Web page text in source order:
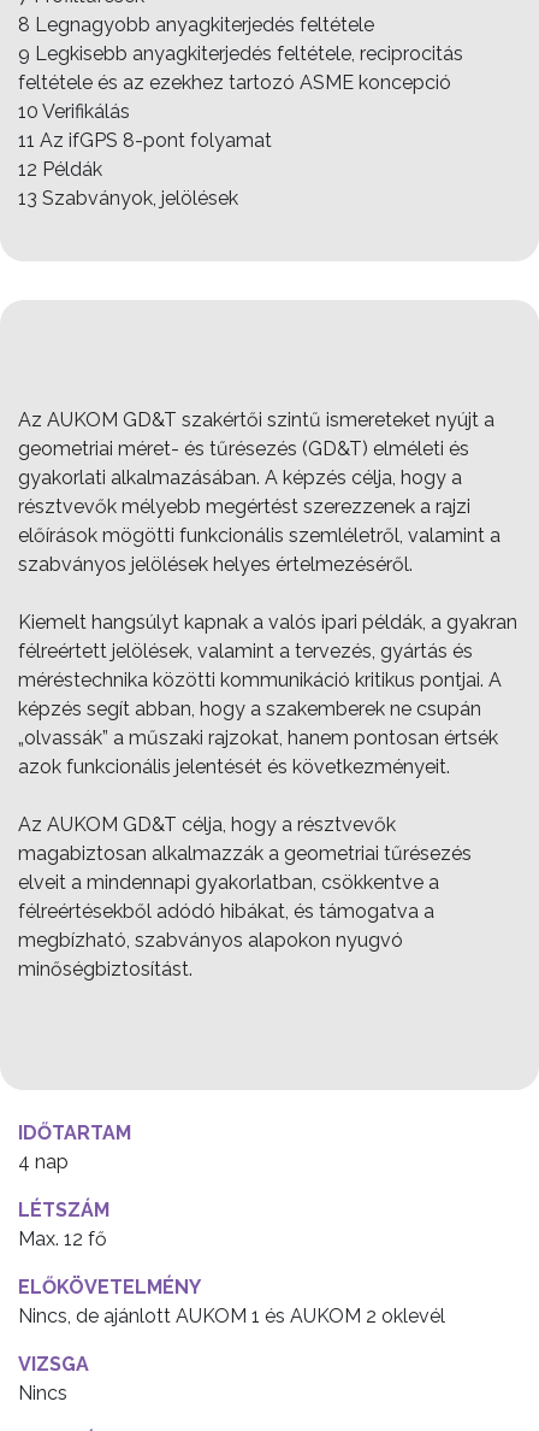
8 Legnagyobb anyagkiterjedés feltétele
9 Legkisebb anyagkiterjedés feltétele, reciprocitás
feltétele és az ezekhez tartozó ASME koncepció
10 Verifikálás
11 Az ifGPS 8-pont folyamat
12 Példák
13 Szabványok, jelölések
Az AUKOM GD&T szakértői szintű ismereteket nyújt a
geometriai méret- és tűrésezés (GD&T) elméleti és
gyakorlati alkalmazásában. A képzés célja, hogy a
résztvevők mélyebb megértést szerezzenek a rajzi
előírások mögötti funkcionális szemléletről, valamint a
szabványos jelölések helyes értelmezéséről.
Kiemelt hangsúlyt kapnak a valós ipari példák, a gyakran
félreértett jelölések, valamint a tervezés, gyártás és
méréstechnika közötti kommunikáció kritikus pontjai. A
képzés segít abban, hogy a szakemberek ne csupán
„olvassák” a műszaki rajzokat, hanem pontosan értsék
azok funkcionális jelentését és következményeit.
Az AUKOM GD&T célja, hogy a résztvevők
magabiztosan alkalmazzák a geometriai tűrésezés
elveit a mindennapi gyakorlatban, csökkentve a
félreértésekből adódó hibákat, és támogatva a
megbízható, szabványos alapokon nyugvó
minőségbiztosítást.
IDŐTARTAM
4 nap
LÉTSZÁM
Max. 12 fő
ELŐKÖVETELMÉNY
Nincs, de ajánlott AUKOM 1 és AUKOM 2 oklevél
VIZSGA
Nincs